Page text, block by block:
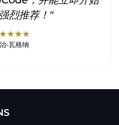
烈推荐！"
starstarstarstar
-瓦格纳